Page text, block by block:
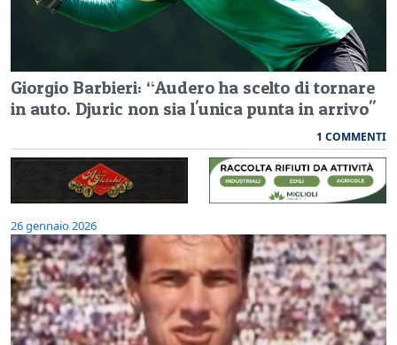
Giorgio Barbieri: “Audero ha scelto di tornare
in auto. Djuric non sia l'unica punta in arrivo"
1 COMMENTI
26 gennaio 2026